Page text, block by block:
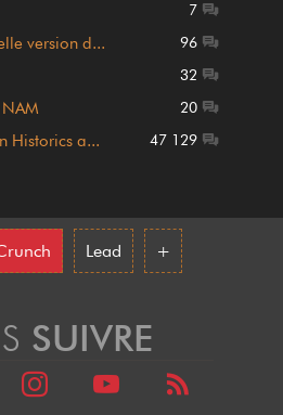
7
version d... 96
32
20
Historics a... 47 129
Lead +
SUIVRE